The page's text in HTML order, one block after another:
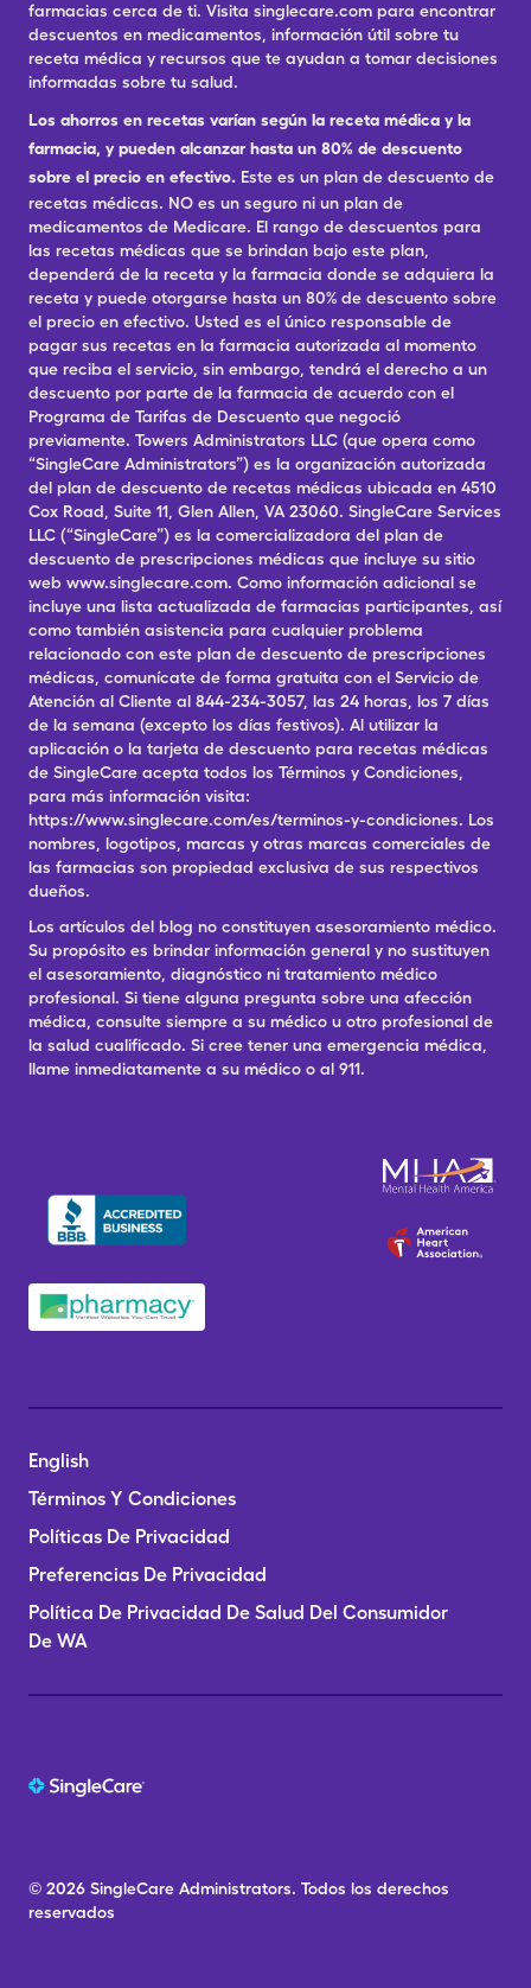
farmacias cerca de ti. Visita singlecare.com para encontrar
descuentos en medicamentos, información útil sobre tu
receta médica y recursos que te ayudan a tomar decisiones
informadas sobre tu salud.
Los ahorros en recetas varían según la receta médica y la
farmacia, y pueden alcanzar hasta un 80% de descuento
sobre el precio en efectivo. Este es un plan de descuento de
recetas médicas. NO es un seguro ni un plan de
medicamentos de Medicare. El rango de descuentos para
las recetas médicas que se brindan bajo este plan,
dependerá de la receta y la farmacia donde se adquiera la
receta y puede otorgarse hasta un 80% de descuento sobre
el precio en efectivo. Usted es el único responsable de
pagar sus recetas en la farmacia autorizada al momento
que reciba el servicio, sin embargo, tendrá el derecho a un
descuento por parte de la farmacia de acuerdo con el
Programa de Tarifas de Descuento que negoció
previamente. Towers Administrators LLC (que opera como
“SingleCare Administrators”) es la organización autorizada
del plan de descuento de recetas médicas ubicada en 4510
Cox Road, Suite 11, Glen Allen, VA 23060. SingleCare Services
LLC (“SingleCare”) es la comercializadora del plan de
descuento de prescripciones médicas que incluye su sitio
web www.singlecare.com. Como información adicional se
incluye una lista actualizada de farmacias participantes, así
como también asistencia para cualquier problema
relacionado con este plan de descuento de prescripciones
médicas, comunícate de forma gratuita con el Servicio de
Atención al Cliente al 844-234-3057, las 24 horas, los 7 días
de la semana (excepto los días festivos). Al utilizar la
aplicación o la tarjeta de descuento para recetas médicas
de SingleCare acepta todos los Términos y Condiciones,
para más información visita:
https://www.singlecare.com/es/terminos-y-condiciones. Los
nombres, logotipos, marcas y otras marcas comerciales de
las farmacias son propiedad exclusiva de sus respectivos
dueños.
Los artículos del blog no constituyen asesoramiento médico.
Su propósito es brindar información general y no sustituyen
el asesoramiento, diagnóstico ni tratamiento médico
profesional. Si tiene alguna pregunta sobre una afección
médica, consulte siempre a su médico u otro profesional de
la salud cualificado. Si cree tener una emergencia médica,
llame inmediatamente a su médico o al 911.
English
Términos Y Condiciones
Políticas De Privacidad
Preferencias De Privacidad
Política De Privacidad De Salud Del Consumidor
De WA
© 2026 SingleCare Administrators. Todos los derechos
reservados